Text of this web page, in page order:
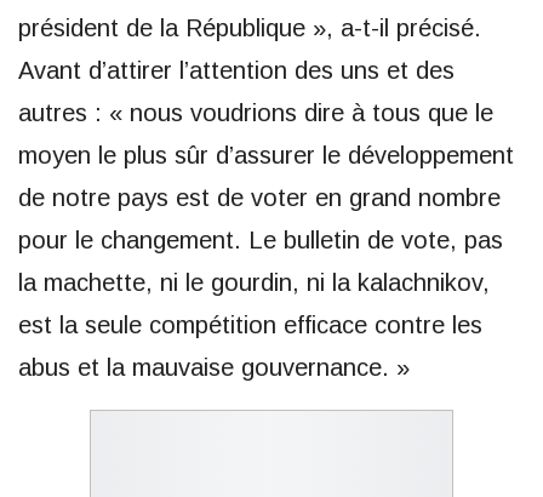
président de la République », a-t-il précisé.
Avant d’attirer l’attention des uns et des
autres : « nous voudrions dire à tous que le
moyen le plus sûr d’assurer le développement
de notre pays est de voter en grand nombre
pour le changement. Le bulletin de vote, pas
la machette, ni le gourdin, ni la kalachnikov,
est la seule compétition efficace contre les
abus et la mauvaise gouvernance. »